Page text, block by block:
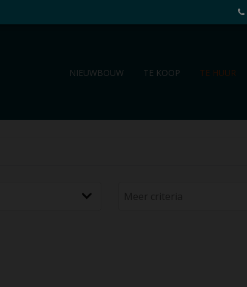
NIEUWBOUW TE KOOP TE HUUR